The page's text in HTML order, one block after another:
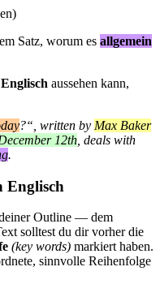
Satz, worum es allgemein
aussehen kann,
?“, written by Max Baker
12th , deals with
.
Englisch
Outline — dem
solltest du dir vorher die
(key words) markiert haben.
sinnvolle Reihenfolge